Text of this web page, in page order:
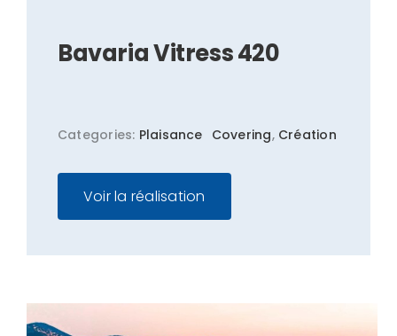
Bavaria Vitress 420
Categories: Plaisance Covering, Création
Voir la réalisation